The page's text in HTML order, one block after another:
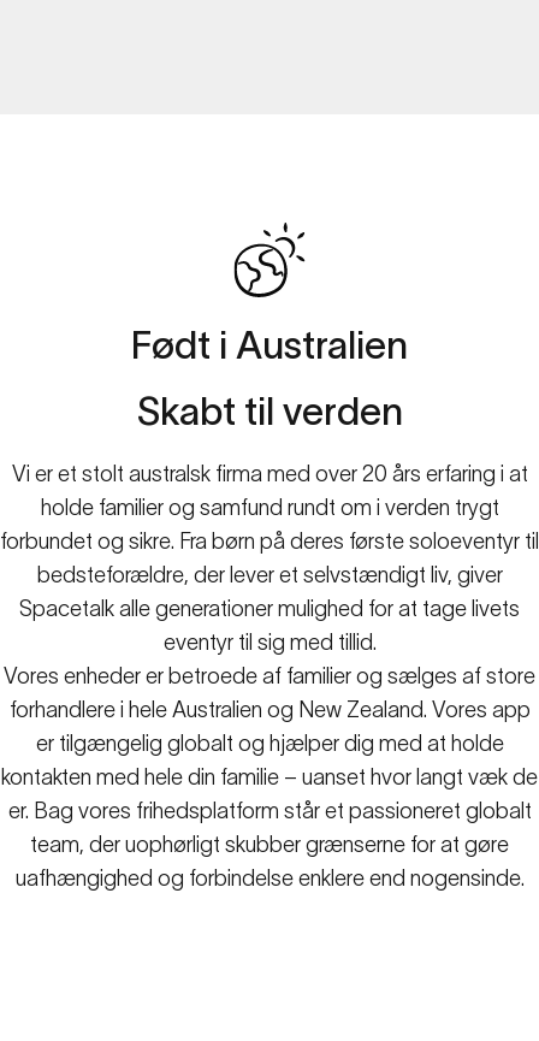
Familiesikkerhed i den digitale
tidsalder.
Født i Australien
Skabt til verden
Vi er et stolt australsk firma med over 20 års erfaring i at
holde familier og samfund rundt om i verden trygt
forbundet og sikre. Fra børn på deres første soloeventyr til
bedsteforældre, der lever et selvstændigt liv, giver
Spacetalk alle generationer mulighed for at tage livets
eventyr til sig med tillid.
Vores enheder er betroede af familier og sælges af store
forhandlere i hele Australien og New Zealand. Vores app
er tilgængelig globalt og hjælper dig med at holde
kontakten med hele din familie – uanset hvor langt væk de
er. Bag vores frihedsplatform står et passioneret globalt
team, der uophørligt skubber grænserne for at gøre
uafhængighed og forbindelse enklere end nogensinde.